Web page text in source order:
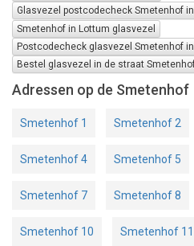
Glasvezel postcodecheck Smetenhof
Smetenhof in Lottum glasvezel
Postcodecheck glasvezel Smetenhof
Bestel glasvezel in de straat
Adressen op de Smetenhof
Smetenhof 1 Smetenhof 2
Smetenhof 4 Smetenhof 5
Smetenhof 7 Smetenhof 8
Smetenhof 10 Smetenhof 11